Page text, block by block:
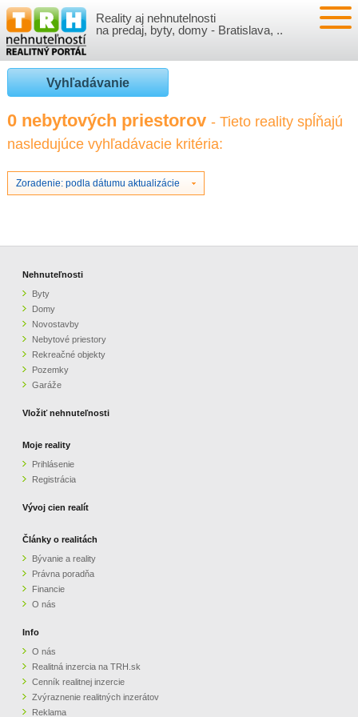
Reality aj nehnutelnosti
na predaj, byty, domy - Bratislava, ..
NEHNUTEĽNOSTI
BYTY
NOVOSTAVBY
NEBYTOVÉ PRIESTORY
GARÁŽE
VLOŽIŤ NEHNUTEĽNOSTI
PRIHLÁSENIE
REGISTRÁCIA
VÝVOJ CIEN REALÍT
ČLÁNKY O REALITÁCH
O NÁS
CENNÍK REALITNEJ INZERCIE
ZVÝRAZNENIE REALITNÝCH INZERÁTOV
PARTNERI
OBCHODNÉ PODMIENKY
KONTAKT
Vyhľadávanie
0 nebytových priestorov - Tieto reality spĺňajú
nasledujúce vyhľadávacie kritéria:
Zoradenie: podla dátumu aktualizácie
Nehnuteľnosti
Byty
Domy
Novostavby
Nebytové priestory
Rekreačné objekty
Pozemky
Garáže
Vložiť nehnuteľnosti
Moje reality
Prihlásenie
Registrácia
Vývoj cien realít
Články o realitách
Bývanie a reality
Právna poradňa
Financie
O nás
Info
O nás
Realitná inzercia na TRH.sk
Cenník realitnej inzercie
Zvýraznenie realitných inzerátov
Reklama